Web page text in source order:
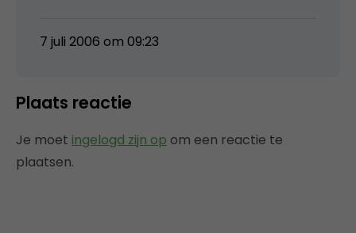
7 juli 2006 om 09:23
Plaats reactie
Je moet ingelogd zijn op om een reactie te
plaatsen.